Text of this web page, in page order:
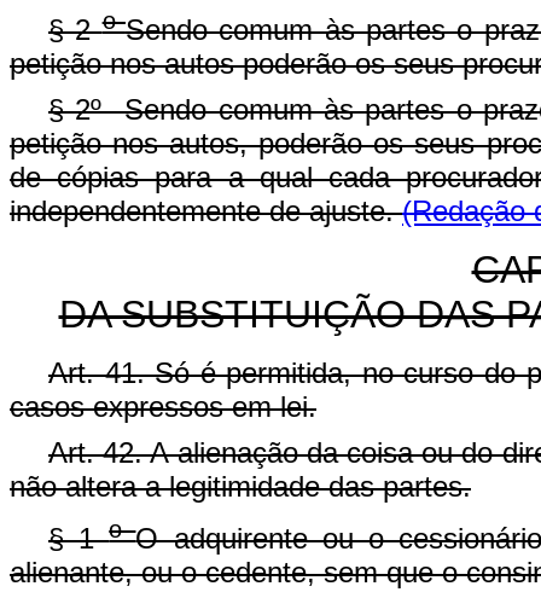
§ 2oSendo comum às partes o
petição nos autos poderão os seus
§ 2º Sendo comum às partes o
petição nos autos, poderão os seus
de cópias para a qual cada
independentemente de ajuste.(Redação
DA SUBSTITUIÇÃO DAS
Art. 41. Só é permitida, no curso do
casos expressos em lei.
Art. 42. A alienação da coisa ou do
não altera a legitimidade das partes.
§ 1oO adquirente ou o
alienante, ou o cedente, sem que o